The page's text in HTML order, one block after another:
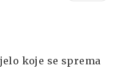
koje se sprema